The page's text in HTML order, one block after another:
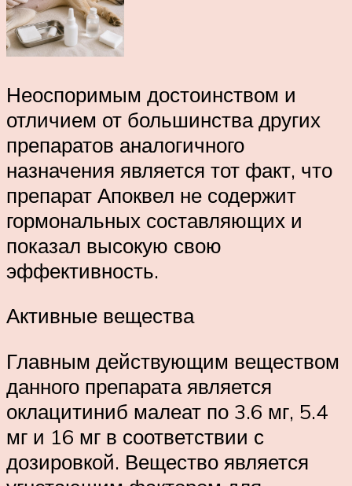
Неоспоримым достоинством и
отличием от большинства других
препаратов аналогичного
назначения является тот факт, что
препарат Апоквел не содержит
гормональных составляющих и
показал высокую свою
эффективность.
Активные вещества
Главным действующим веществом
данного препарата является
оклацитиниб малеат по 3.6 мг, 5.4
мг и 16 мг в соответствии с
дозировкой. Вещество является